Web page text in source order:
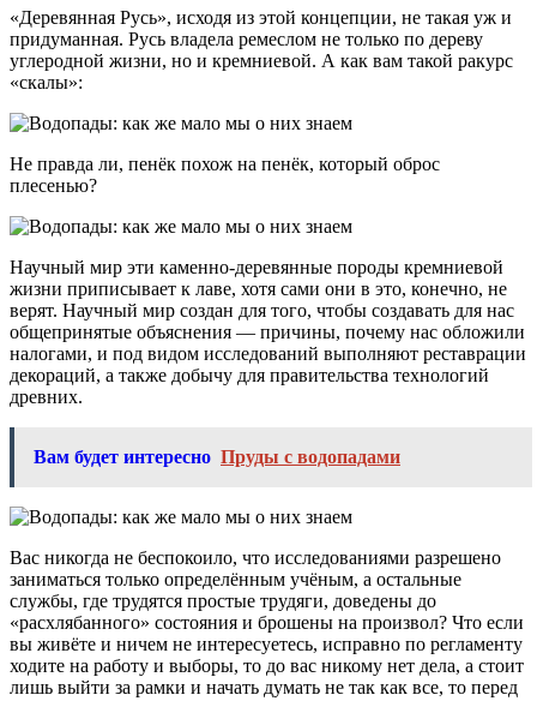
«Деревянная Русь», исходя из этой концепции, не такая уж и
придуманная. Русь владела ремеслом не только по дереву
углеродной жизни, но и кремниевой. А как вам такой ракурс
«скалы»:
Не правда ли, пенёк похож на пенёк, который оброс
плесенью?
Научный мир эти каменно-деревянные породы кремниевой
жизни приписывает к лаве, хотя сами они в это, конечно, не
верят. Научный мир создан для того, чтобы создавать для нас
общепринятые объяснения — причины, почему нас обложили
налогами, и под видом исследований выполняют реставрации
декораций, а также добычу для правительства технологий
древних.
Вам будет интересно Пруды с водопадами
Вас никогда не беспокоило, что исследованиями разрешено
заниматься только определённым учёным, а остальные
службы, где трудятся простые трудяги, доведены до
«расхлябанного» состояния и брошены на произвол? Что если
вы живёте и ничем не интересуетесь, исправно по регламенту
ходите на работу и выборы, то до вас никому нет дела, а стоит
лишь выйти за рамки и начать думать не так как все, то перед